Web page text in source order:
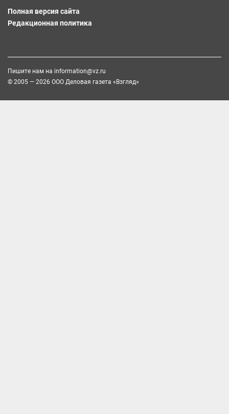
Полная версия сайта
Редакционная политика
Пишите нам на information@vz.ru
© 2005 — 2026 ООО Деловая газета «Взгляд»